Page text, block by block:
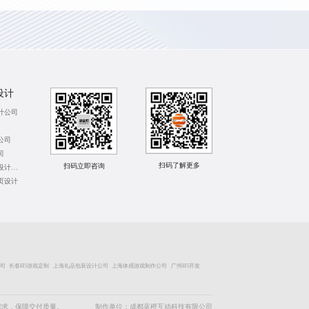
计
公司
司
成都营销长图设计公司
设计
扫码立即咨询 扫码了解更多
长春H5游戏定制 上海礼品包装设计公司 上海体感游戏制作公司 广州H5开发
，保障交付质量。 制作单位：成都蓝橙互动科技有限公司